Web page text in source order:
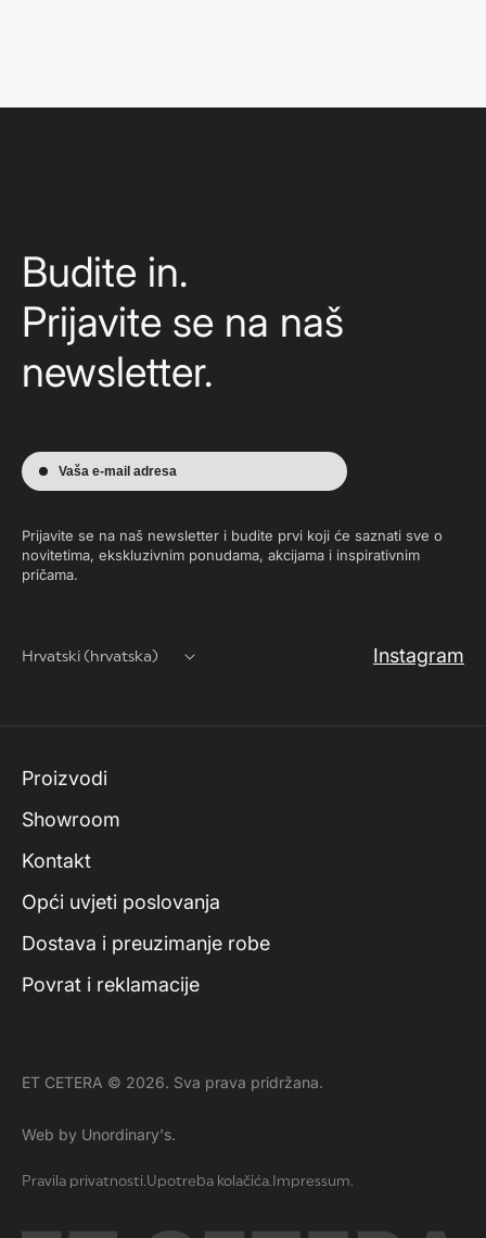
Budite in.
Prijavite se na naš
newsletter.
Vaša e-mail adresa
Prijavite se na naš newsletter i budite prvi koji će saznati sve o
novitetima, ekskluzivnim ponudama, akcijama i inspirativnim
pričama.
Hrvatski (hrvatska) Instagram
Proizvodi
Showroom
Kontakt
Opći uvjeti poslovanja
Dostava i preuzimanje robe
Povrat i reklamacije
ET CETERA © 2026. Sva prava pridržana.
Web by Unordinary's.
Pravila privatnosti.Upotreba kolačića. Impressum.